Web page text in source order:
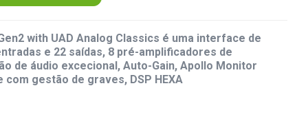
with UAD Analog Classics é uma interface de
e 22 saídas, 8 pré-amplificadores de
de áudio excecional, Auto-Gain, Apollo Monitor
gestão de graves, DSP HEXA